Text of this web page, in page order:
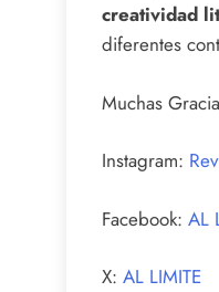
creatividad
diferentes
Muchas
Instagram:
Facebook: AL
X: AL LIMITE